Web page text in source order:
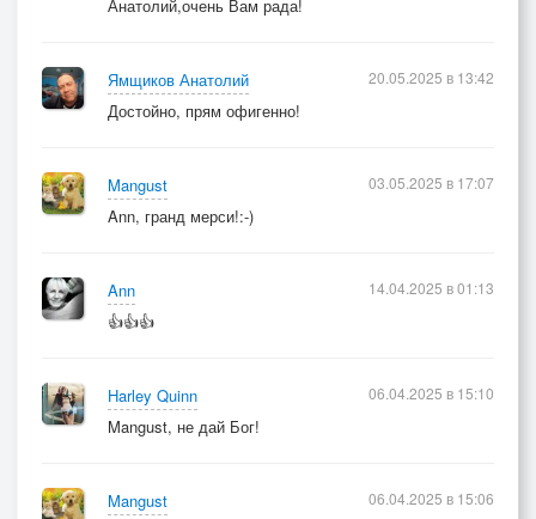
Анатолий,очень Вам рада!
Ямщиков Анатолий
Достойно, прям офигенно!
20.05.2025 в 13:42
Mangust
Ann, гранд мерси!:-)
03.05.2025 в 17:07
Ann
👍👍👍
14.04.2025 в 01:13
Harley Quinn
Mangust, не дай Бог!
06.04.2025 в 15:10
Mangust
06.04.2025 в 15:06